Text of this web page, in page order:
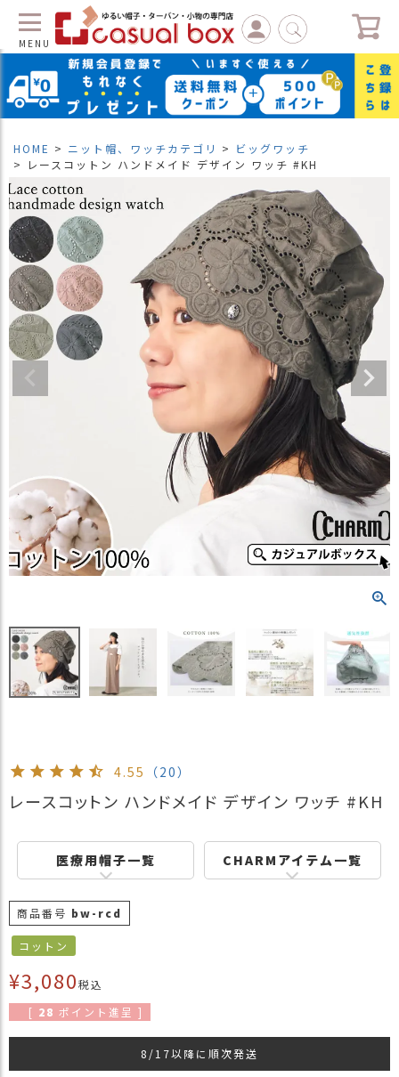
MENU
マ
イ
ペ
ー
ジ
（
新
規
会
員
録
カ
テ
ゴ
閲
歴
い
新
作
商
ピ
ン
グ
お
客
声
HOME ニット帽、ワッチカテゴリ
ビッグワッチ
レースコットン ハンドメイド デザイン ワッチ #KH
4.55 （20）
レースコットン ハンドメイド デザイン ワッチ #KH
医療用帽子一覧 CHARMアイテム一覧
商品番号 bw-rcd
コットン
¥3,080税込
[ 28 ポイント進呈 ]
8/17以降に順次発送